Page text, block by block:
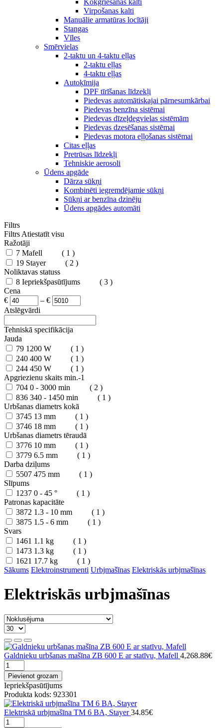
Kokgriešanas kalti
Virpošanas kalti
Manuālie armatūras locītāji
Stangas
Vīles
Smērvielas
2-taktu un 4-taktu eļļas
2-taktu eļļas
4-taktu eļļas
Autoķīmija
DPF tīrīšanas līdzekļi
Piedevas automātiskajai pārnesumkārbai
Piedevas benzīna sistēmai
Piedevas dīzeļdegvielas sistēmām
Piedevas dzesēšanas sistēmai
Piedevas motora eļļošanas sistēmai
Citas eļļas
Pretrūsas līdzekļi
Tehniskie aerosoli
Ūdens apgāde
Dārza sūkņi
Kombinēti iegremdējamie sūkņi
Sūkņi ar benzīna dzinēju
Ūdens apgādes automāti
Filtrs
Filtrs Atiestatīt visu
Ražotāji
7 Mafell
( 1 )
19 Stayer
( 2 )
Noliktavas statuss
8 Iepriekšpasūtījums
( 3 )
Cena
€
– €
Atslēgvārdi
Tehniskā specifikācija
Jauda
79 1200 W
( 1 )
240 400 W
( 1 )
244 450 W
( 1 )
Apgriezienu skaits min.-1
704 0 - 3000 min
( 2 )
836 340 - 1450 min
( 1 )
Urbšanas diametrs kokā
3745 13 mm
( 1 )
3746 18 mm
( 1 )
Urbšanas diametrs tēraudā
3776 10 mm
( 1 )
3779 6.5 mm
( 1 )
Darba dziļums
5507 475 mm
( 1 )
Slīpums
1237 0 - 45 °
( 1 )
Patronas kapacitāte
3872 1.3 - 10 mm
( 1 )
3875 1.5 - 6 mm
( 1 )
Svars
1461 1.1 kg
( 1 )
1473 1.3 kg
( 1 )
1621 17.7 kg
( 1 )
Sākums Elektroinstrumenti Urbjmašīnas Elektriskās urbjmašīnas
Elektriskās urbjmašīnas
Galdnieku urbšanas mašīna ZB 600 E ar statīvu, Mafell 4,268.88€
Pievienot grozam
Iepriekšpasūtījums
Produkta kods: 923301
Elektriskā urbjmašīna TM 6 BA, Stayer 34.85€